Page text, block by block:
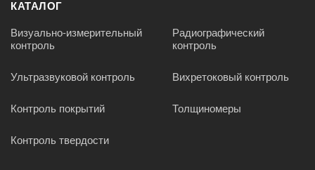
КАТАЛОГ
Визуально-измерительный
контроль
Радиографический
контроль
Ультразвуковой контроль Вихретоковый контроль
Контроль покрытий Толщиномеры
Контроль твердости